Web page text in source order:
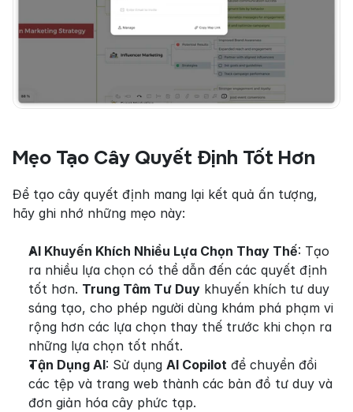
Mẹo Tạo Cây Quyết Định Tốt Hơn
Để tạo cây quyết định mang lại kết quả ấn tượng,
hãy ghi nhớ những mẹo này:
AI Khuyến Khích Nhiều Lựa Chọn Thay Thế: Tạo
ra nhiều lựa chọn có thể dẫn đến các quyết định
tốt hơn. Trung Tâm Tư Duy khuyến khích tư duy
sáng tạo, cho phép người dùng khám phá phạm vi
rộng hơn các lựa chọn thay thế trước khi chọn ra
những lựa chọn tốt nhất.
Tận Dụng AI: Sử dụng AI Copilot để chuyển đổi
các tệp và trang web thành các bản đồ tư duy và
đơn giản hóa cây phức tạp.